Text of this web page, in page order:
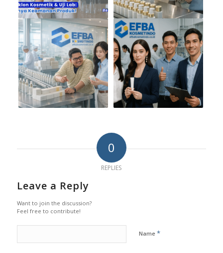
0
REPLIES
Leave a Reply
Want to join the discussion?
Feel free to contribute!
Name *